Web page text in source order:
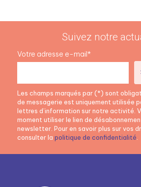
Suivez notre
Votre adresse e-mail*
Les champs marqués par (*) sont
de messagerie est uniquement utilisée
lettres d’information sur notre activité.
moment utiliser le lien de
newsletter. Pour en savoir plus sur vos
consulter la politique de confidentialité.